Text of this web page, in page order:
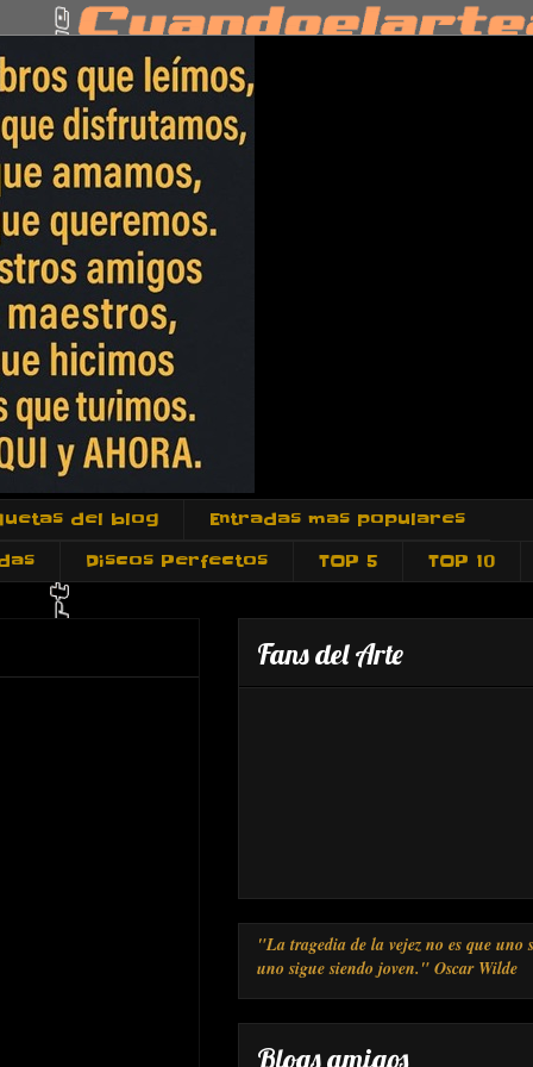
del blog
Entradas mas populares
Discos Perfectos TOP 5 TOP 10
Fans del Arte
"La tragedia de la vejez no es que uno
uno sigue siendo joven." Oscar Wilde
Blogs amigos